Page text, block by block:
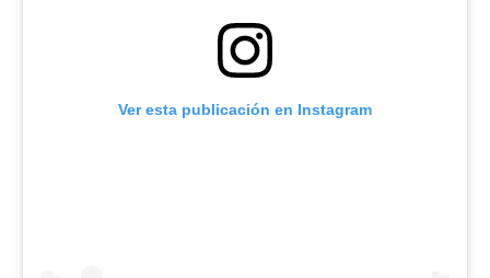
Ver esta publicación en Instagram